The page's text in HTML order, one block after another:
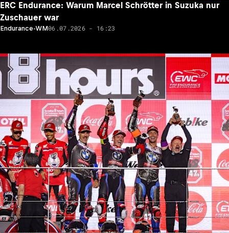
ERC Endurance: Warum Marcel Schrötter in Suzuka nur
Zuschauer war
Endurance-WM06.07.2026 - 16:23